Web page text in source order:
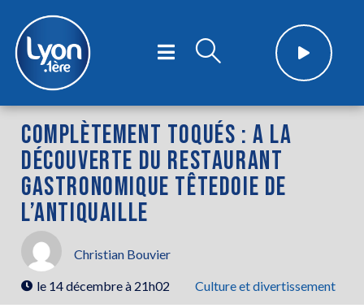
COMPLÈTEMENT TOQUÉS : A LA
DÉCOUVERTE DU RESTAURANT
GASTRONOMIQUE TÊTEDOIE DE
L’ANTIQUAILLE
Christian Bouvier
le 14 décembre à 21h02 Culture et divertissement